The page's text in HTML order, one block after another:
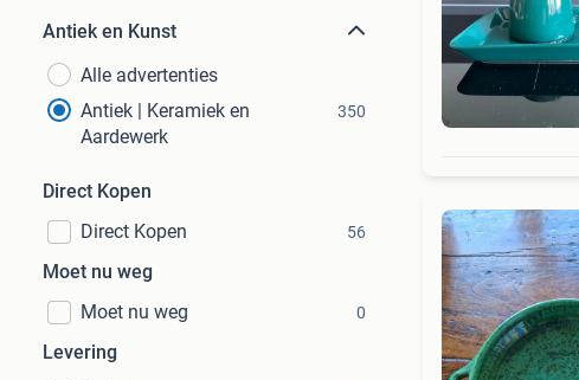
Antiek en Kunst
Alle advertenties
Antiek | Keramiek en
Aardewerk
350
Direct Kopen
Direct Kopen
56
Moet nu weg
Moet nu weg
0
Levering